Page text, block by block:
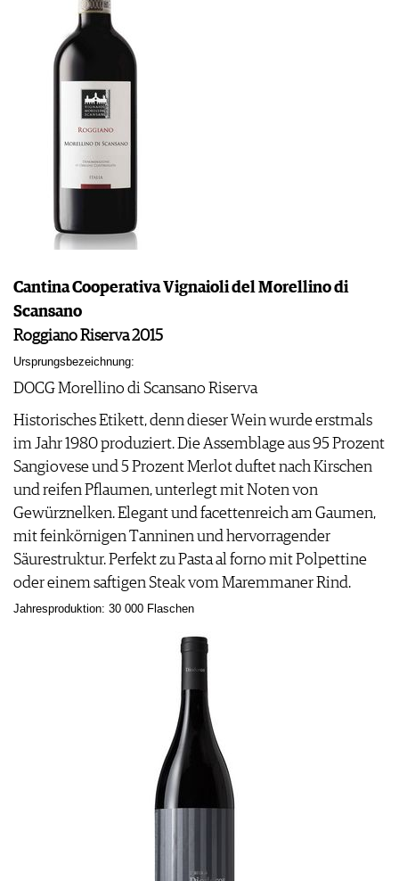
Cantina Cooperativa Vignaioli del Morellino di
Scansano
Roggiano Riserva 2015
Ursprungsbezeichnung:
DOCG Morellino di Scansano Riserva
Historisches Etikett, denn dieser Wein wurde erstmals
im Jahr 1980 produziert. Die Assemblage aus 95 Prozent
Sangiovese und 5 Prozent Merlot duftet nach Kirschen
und reifen Pflaumen, unterlegt mit Noten von
Gewürznelken. Elegant und facettenreich am Gaumen,
mit feinkörnigen Tanninen und hervorragender
Säurestruktur. Perfekt zu Pasta al forno mit Polpettine
oder einem saftigen Steak vom Maremmaner Rind.
Jahresproduktion: 30 000 Flaschen